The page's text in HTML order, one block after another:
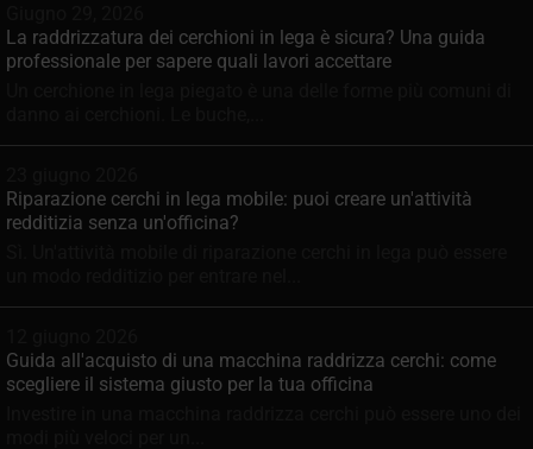
La raddrizzatura dei cerchioni in lega è sicura? Una guida
professionale per sapere quali lavori accettare
Riparazione cerchi in lega mobile: puoi creare un'attività
redditizia senza un'officina?
Guida all'acquisto di una macchina raddrizza cerchi: come
scegliere il sistema giusto per la tua officina